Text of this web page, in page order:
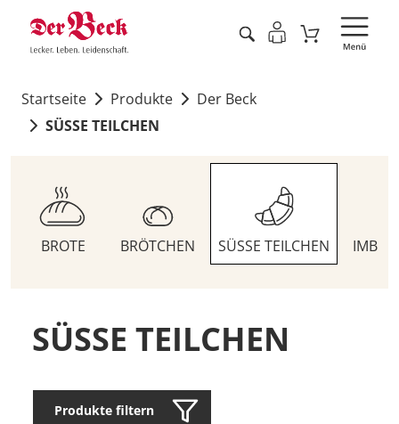
Startseite Produkte
Der Beck
SÜSSE TEILCHEN
BROTE BRÖTCHEN SÜSSE TEILCHEN
SÜSSE TEILCHEN
Produkte filtern